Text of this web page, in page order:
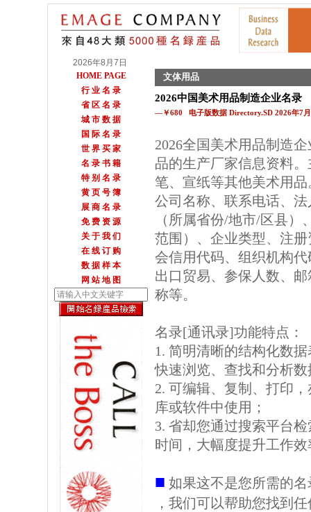
2026年8月7日
HOME PAGE
行 业 名 录
省 区 名 录
城 市 数 据
国 际 名 录
世 界 买 家
名 录 书 籍
特 别 名 录
黄 页 号 簿
展 商 名 录
免 费 资 源
关 于 我 们
在 线 订 购
数 据 样 本
网 站 地 图
文体用品
2026中国美术用品制造企业名录
—￥680 电子版数据 Directory.SD 2026年7
2026全国美术用品制造
品的生产厂家信息资料
笔、宣纸等其他美术用
公司名称、联系电话、
（所属省份/地市/区县
范围）、企业类型、注
会信用代码、组织机构
出口贸易、参保人数、
称等。
名录[通讯录]功能特点：
1. 简明清晰的结构化数
快速浏览、查找和分析数
2. 可编辑、复制、打印
库或软件中使用；
3. 省却您通过搜索平台
时间，大幅度提升工作效
■ 如果这不是您所需的
，我们可以帮助您找到